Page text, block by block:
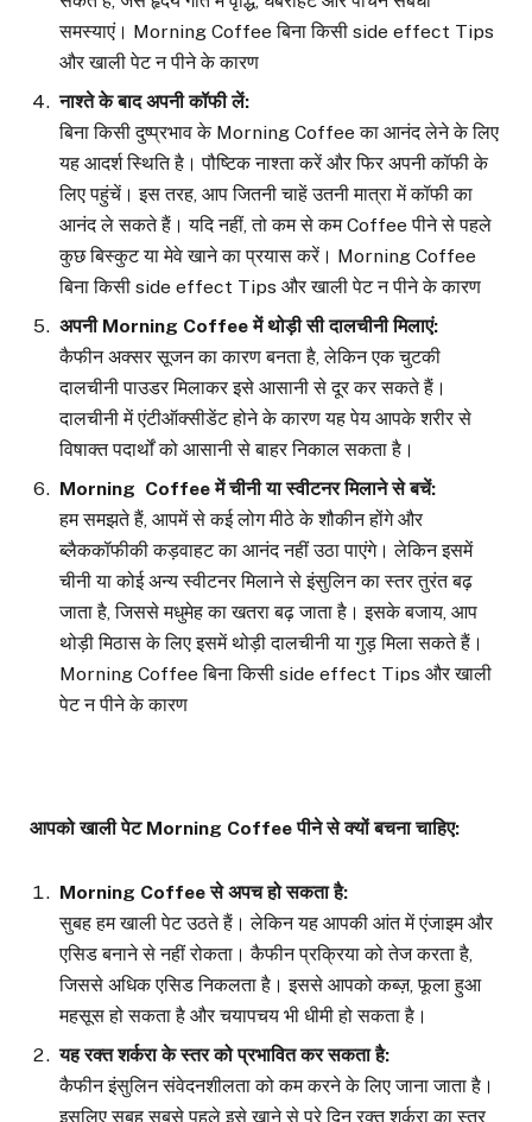
समस्याएं। Morning Coffee बिना किसी side effect Tips
और खाली पेट न पीने के कारण
नाश्ते के बाद अपनी कॉफी लें:
बिना किसी दुष्प्रभाव के Morning Coffee का आनंद लेने के लिए
यह आदर्श स्थिति है। पौष्टिक नाश्ता करें और फिर अपनी कॉफी के
लिए पहुंचें। इस तरह, आप जितनी चाहें उतनी मात्रा में कॉफी का
आनंद ले सकते हैं। यदि नहीं, तो कम से कम Coffee पीने से पहले
कुछ बिस्कुट या मेवे खाने का प्रयास करें। Morning Coffee
बिना किसी side effect Tips और खाली पेट न पीने के कारण
अपनी Morning Coffeeमें थोड़ी सी दालचीनी मिलाएं:
कैफीन अक्सर सूजन का कारण बनता है, लेकिन एक चुटकी
दालचीनी पाउडर मिलाकर इसे आसानी से दूर कर सकते हैं।
दालचीनी में एंटीऑक्सीडेंट होने के कारण यह पेय आपके शरीर से
विषाक्त पदार्थों को आसानी से बाहर निकाल सकता है।
Morning Coffeeमें चीनी या स्वीटनर मिलाने से बचें:
हम समझते हैं, आपमें से कई लोग मीठे के शौकीन होंगे और
ब्लैककॉफीकी कड़वाहट का आनंद नहीं उठा पाएंगे। लेकिन इसमें
चीनी या कोई अन्य स्वीटनर मिलाने से इंसुलिन का स्तर तुरंत बढ़
जाता है, जिससे मधुमेह का खतरा बढ़ जाता है। इसके बजाय, आप
थोड़ी मिठास के लिए इसमें थोड़ी दालचीनी या गुड़ मिला सकते हैं।
Morning Coffee बिना किसी side effect Tips और खाली
पेट न पीने के कारण
आपको खाली पेट Morning Coffeeपीने से क्यों बचना चाहिए:
Morning Coffeeसे अपच हो सकता है:
सुबह हम खाली पेट उठते हैं। लेकिन यह आपकी आंत में एंजाइम और
एसिड बनाने से नहीं रोकता। कैफीन प्रक्रिया को तेज करता है,
जिससे अधिक एसिड निकलता है। इससे आपको कब्ज़, फूला हुआ
महसूस हो सकता है और चयापचय भी धीमी हो सकता है।
यह रक्त शर्करा के स्तर को प्रभावित कर सकता है:
कैफीन इंसुलिन संवेदनशीलता को कम करने के लिए जाना जाता है।
इसलिए सुबह सबसे पहले इसे खाने से पूरे दिन रक्त शर्करा का स्तर